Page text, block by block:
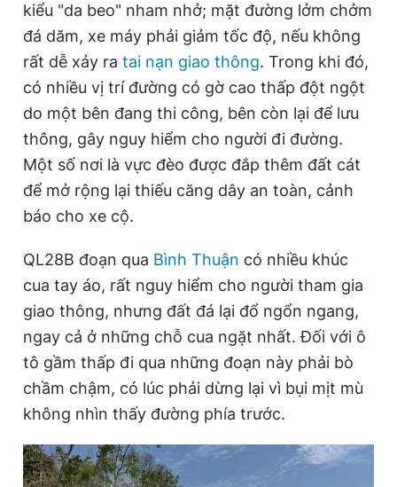
Theo dõi báo trên
Hotline
0906 645 777
Liên hệ quảng cáo
0908 780 404
Quảng cáo Tòa soạn Chính sách bảo
Phó tổng biên tập thường trực: Hải Thành
Phó tổng biên tập: Lâm Hiếu Dũng
Phó tổng biên tập: Trần Việt Hưng
Giấy phép xuất bản số 110/GP - BTTTT cấp ngày 24.3.2020
© 2003-2026 Bản quyền thuộc về Báo Thanh Niên. Cấm sao
chép dưới mọi hình thức nếu không có sự chấp thuận bằng văn
bản. Phát triển bởi ePi Technologies, JSC.
kiểu "da beo" nham nhở; mặt đường lởm chởm
đá dăm, xe máy phải giảm tốc độ, nếu không
rất dễ xảy ra tai nạn giao thông. Trong khi đó,
có nhiều vị trí đường có gờ cao thấp đột ngột
do một bên đang thi công, bên còn lại để lưu
thông, gây nguy hiểm cho người đi đường.
Một số nơi là vực đèo được đắp thêm đất cát
để mở rộng lại thiếu căng dây an toàn, cảnh
báo cho xe cộ.
QL28B đoạn qua Bình Thuận có nhiều khúc
cua tay áo, rất nguy hiểm cho người tham gia
giao thông, nhưng đất đá lại đổ ngổn ngang,
ngay cả ở những chỗ cua ngặt nhất. Đối với ô
tô gầm thấp đi qua những đoạn này phải bò
chầm chậm, có lúc phải dừng lại vì bụi mịt mù
không nhìn thấy đường phía trước.